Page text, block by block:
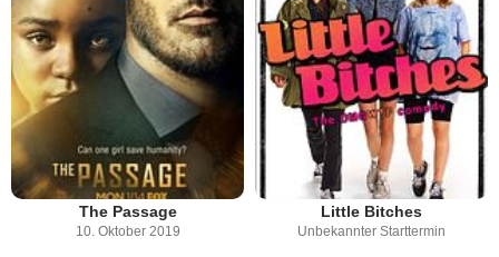
The Passage
10. Oktober 2019
Little Bitches
Unbekannter Starttermin